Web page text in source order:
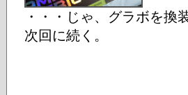
・・・じゃ、グラボを換
次回に続く。